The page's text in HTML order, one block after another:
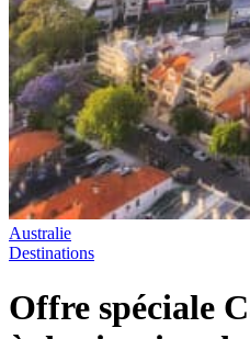
Australie
Destinations
Offre spéciale